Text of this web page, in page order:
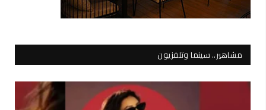
مشاهير.. سينما وتلفزيون